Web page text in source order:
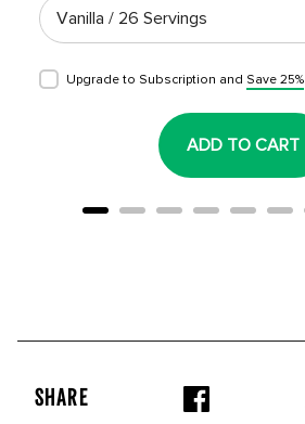
Upgrade to Subscription and Save 25%
ADD TO CART
SHARE